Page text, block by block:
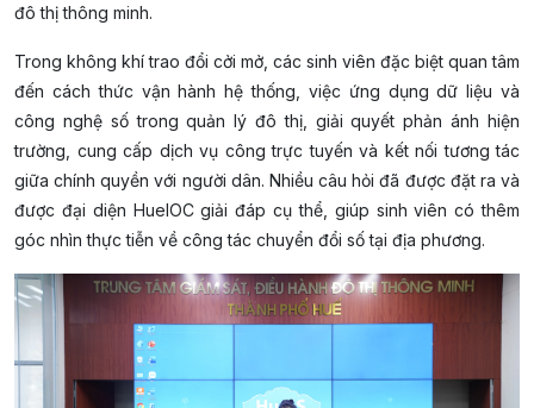
đô thị thông minh.
Trong không khí trao đổi cởi mở, các sinh viên đặc biệt quan tâm
đến cách thức vận hành hệ thống, việc ứng dụng dữ liệu và
công nghệ số trong quản lý đô thị, giải quyết phản ánh hiện
trường, cung cấp dịch vụ công trực tuyến và kết nối tương tác
giữa chính quyền với người dân. Nhiều câu hỏi đã được đặt ra và
được đại diện HueIOC giải đáp cụ thể, giúp sinh viên có thêm
góc nhìn thực tiễn về công tác chuyển đổi số tại địa phương.